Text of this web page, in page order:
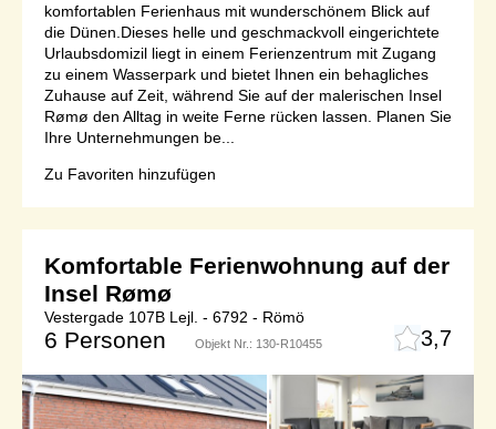
komfortablen Ferienhaus mit wunderschönem Blick auf
die Dünen.Dieses helle und geschmackvoll eingerichtete
Urlaubsdomizil liegt in einem Ferienzentrum mit Zugang
zu einem Wasserpark und bietet Ihnen ein behagliches
Zuhause auf Zeit, während Sie auf der malerischen Insel
Rømø den Alltag in weite Ferne rücken lassen. Planen Sie
Ihre Unternehmungen be...
Zu Favoriten hinzufügen
Komfortable Ferienwohnung auf der
Insel Rømø
Vestergade 107B Lejl. - 6792 - Römö
6 Personen Objekt Nr.: 130-R10455 3,7